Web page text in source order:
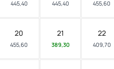
445,40 445,40 455,60
20
455,60
21
389,30
22
409,70